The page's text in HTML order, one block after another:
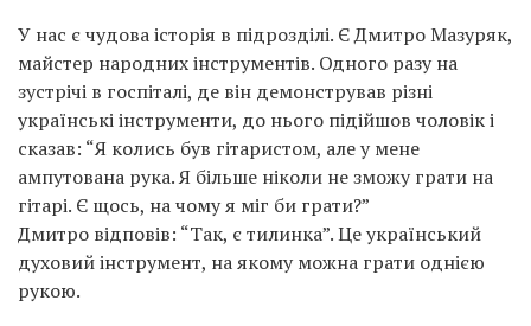
У нас є чудова історія в підрозділі. Є Дмитро Мазуряк,
майстер народних інструментів. Одного разу на
зустрічі в госпіталі, де він демонстрував різні
українські інструменти, до нього підійшов чоловік і
сказав: “Я колись був гітаристом, але у мене
ампутована рука. Я більше ніколи не зможу грати на
гітарі. Є щось, на чому я міг би грати?”
Дмитро відповів: “Так, є тилинка”. Це український
духовий інструмент, на якому можна грати однією
рукою.